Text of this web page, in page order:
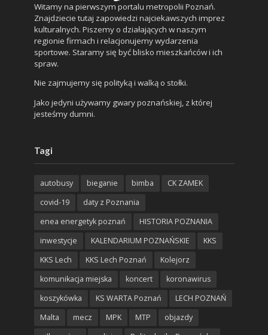
Witamy na pierwszym portalu metropolii Poznań.
Znajdziecie tutaj zapowiedzi najciekawszych imprez
kulturalnych. Piszemy o działających w naszym
regionie firmach i relacjonujemy wydarzenia
sportowe. Staramy się być blisko mieszkańców i ich
spraw.
Nie zajmujemy się polityką i walką o stołki.
Jako jedyni używamy gwary poznańskiej, z której
jesteśmy dumni.
Tagi
autobusy bieganie bimba
CK ZAMEK
covid-19
daty z Poznania
enea energetyk poznań
HISTORIA POZNANIA
inwestycje
KALENDARIUM POZNAŃSKIE
KKS
KKS Lech
KKS Lech Poznań
Kolejorz
komunikacja miejska
koncert
koronawirus
koszykówka
KS WARTA Poznań
LECH POZNAŃ
Malta
mecz MPK MTP
objazdy